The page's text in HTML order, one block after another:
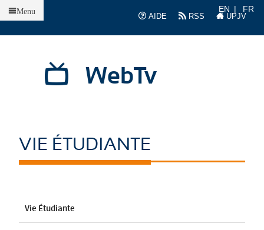
AIDE
RSS UPJV
EN FR
WebTv
Menu
VIE ÉTUDIANTE
Vie Étudiante